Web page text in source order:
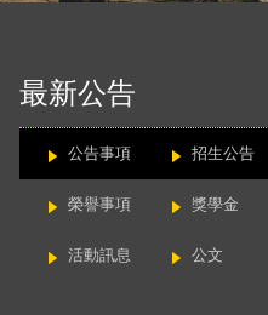
最新公告
公告事項 招生公告
榮譽事項 獎學金
活動訊息 公文